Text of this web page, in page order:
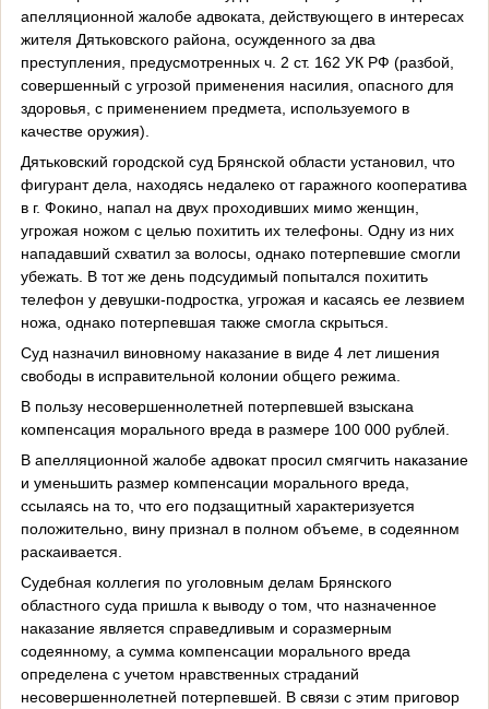
апелляционной жалобе адвоката, действующего в интересах
жителя Дятьковского района, осужденного за два
преступления, предусмотренных ч. 2 ст. 162 УК РФ (разбой,
совершенный с угрозой применения насилия, опасного для
здоровья, с применением предмета, используемого в
качестве оружия).
Дятьковский городской суд Брянской области установил, что
фигурант дела, находясь недалеко от гаражного кооператива
в г. Фокино, напал на двух проходивших мимо женщин,
угрожая ножом с целью похитить их телефоны. Одну из них
нападавший схватил за волосы, однако потерпевшие смогли
убежать. В тот же день подсудимый попытался похитить
телефон у девушки-подростка, угрожая и касаясь ее лезвием
ножа, однако потерпевшая также смогла скрыться.
Суд назначил виновному наказание в виде 4 лет лишения
свободы в исправительной колонии общего режима.
В пользу несовершеннолетней потерпевшей взыскана
компенсация морального вреда в размере 100 000 рублей.
В апелляционной жалобе адвокат просил смягчить наказание
и уменьшить размер компенсации морального вреда,
ссылаясь на то, что его подзащитный характеризуется
положительно, вину признал в полном объеме, в содеянном
раскаивается.
Судебная коллегия по уголовным делам Брянского
областного суда пришла к выводу о том, что назначенное
наказание является справедливым и соразмерным
содеянному, а сумма компенсации морального вреда
определена с учетом нравственных страданий
несовершеннолетней потерпевшей. В связи с этим приговор